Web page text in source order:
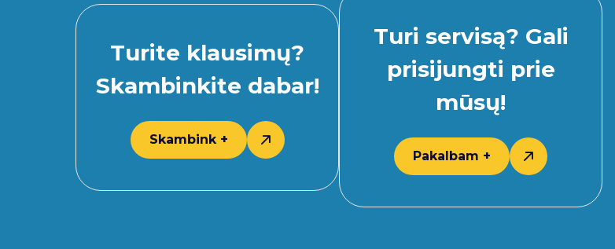
Turite klausimų?
Skambinkite dabar!
Skambink +
Turi servisą? Gali
prisijungti prie
mūsų!
Pakalbam +